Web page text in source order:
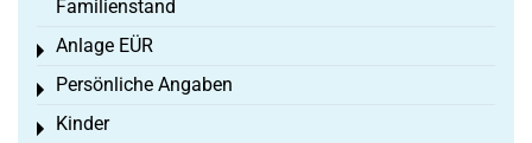
Familienstand
Anlage EÜR
Toggle menu
Persönliche Angaben
Toggle menu
Kinder
Toggle menu